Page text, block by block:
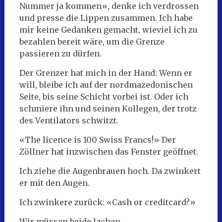
Nummer ja kommen», denke ich verdrossen
und presse die Lippen zusammen. Ich habe
mir keine Gedanken gemacht, wieviel ich zu
bezahlen bereit wäre, um die Grenze
passieren zu dürfen.
Der Grenzer hat mich in der Hand: Wenn er
will, bleibe ich auf der nordmazedonischen
Seite, bis seine Schicht vorbei ist. Oder ich
schmiere ihn und seinen Kollegen, der trotz
des Ventilators schwitzt.
«The licence is 100 Swiss Francs!» Der
Zöllner hat inzwischen das Fenster geöffnet.
Ich ziehe die Augenbrauen hoch. Da zwinkert
er mit den Augen.
Ich zwinkere zurück: «Cash or creditcard?»